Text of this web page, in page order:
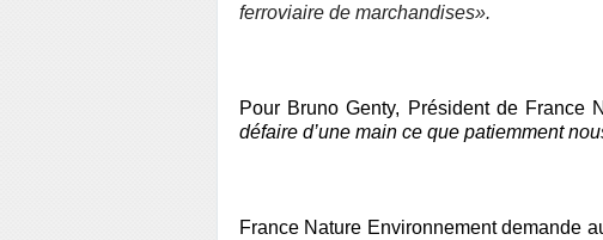
ferroviaire de marchandises».
Pour Bruno Genty, Président de France
défaire d’une main ce que patiemment
France Nature Environnement demande